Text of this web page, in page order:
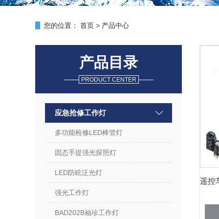
您的位置： 首页 > 产品中心
产品目录
PRODUCT CENTER
应急抢修工作灯
多功能检修LED棒管灯
固态手提强光探照灯
LED防眩泛光灯
强光工作灯
BAD202B袖珍工作灯